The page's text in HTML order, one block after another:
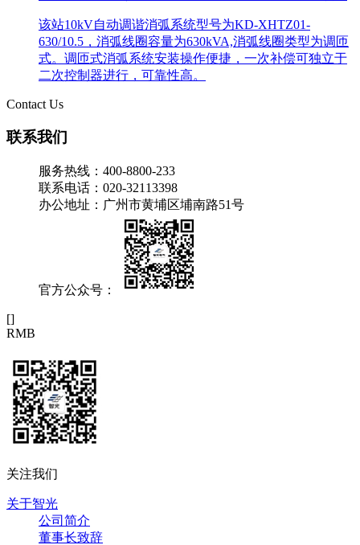
该站10kV自动调谐消弧系统型号为KD-XHTZ01-
630/10.5，消弧线圈容量为630kVA,消弧线圈类型为调匝
式。调匝式消弧系统安装操作便捷，一次补偿可独立于
二次控制器进行，可靠性高。
Contact Us
联系我们
服务热线：400-8800-233
联系电话：020-32113398
办公地址：广州市黄埔区埔南路51号
官方公众号：
[]
RMB
关注我们
关于智光
公司简介
董事长致辞